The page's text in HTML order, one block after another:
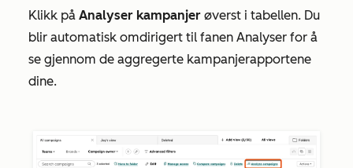
Klikk på Analyser kampanjer øverst i tabellen. Du
blir automatisk omdirigert til fanen Analyser for å
se gjennom de aggregerte kampanjerapportene
dine.